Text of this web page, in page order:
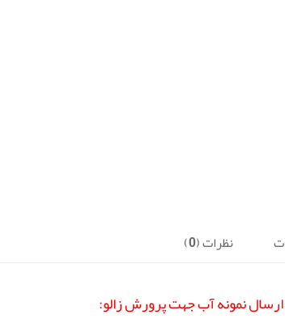
نظرات (0)
نمونه آب جهت پرورش زالو: